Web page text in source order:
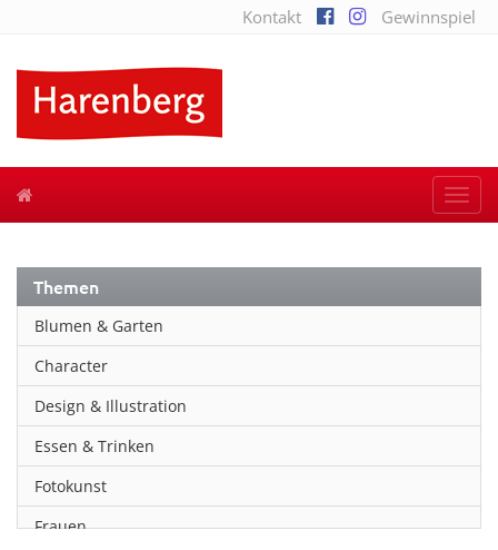
Kontakt Gewinnspiel
Themen
Blumen & Garten
Character
Design & Illustration
Essen & Trinken
Fotokunst
Frauen